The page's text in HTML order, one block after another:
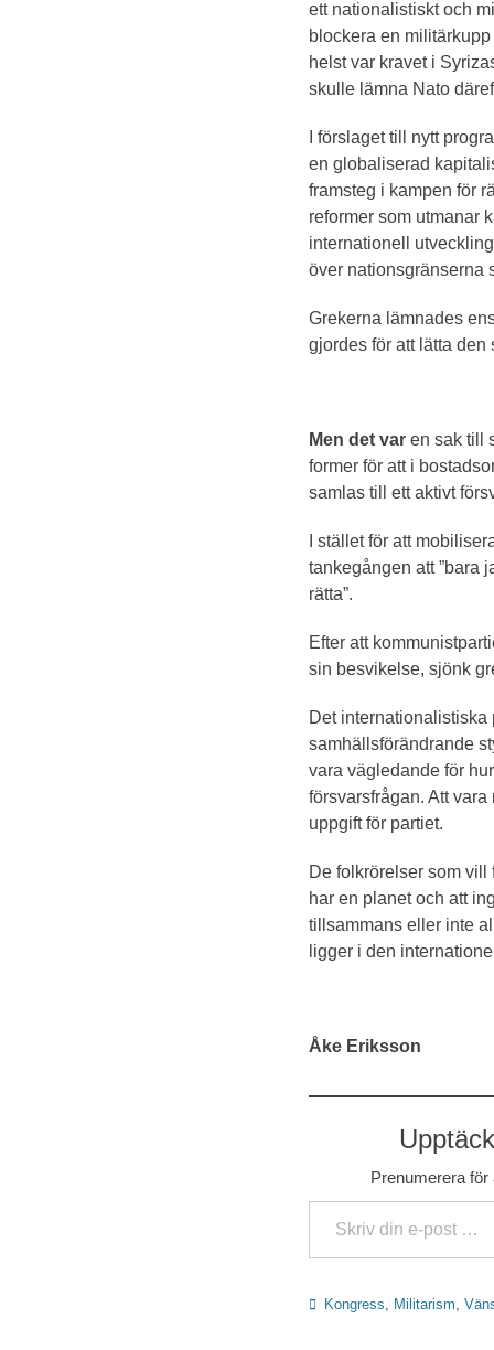
ett nationalistiskt och
blockera en
helst var kravet i
skulle lämna Nato
I förslaget till nytt
en globaliserad
framsteg i kampen för
reformer som utmanar
internationell
över nationsgränserna
Grekerna lämnades
gjordes för att lätta
Men det var en sak till
former för att i
samlas till ett aktivt
I stället för att
tankegången att ”bara
rätta”.
Efter att
sin besvikelse, sjönk
Det
samhällsförändrande
vara vägledande för
försvarsfrågan. Att
uppgift för partiet.
De folkrörelser som
har en planet och att
tillsammans eller inte
ligger i den
Åke Eriksson
Prenumerera
Skriv din e-post …
Kategorier
Kongress Militarism